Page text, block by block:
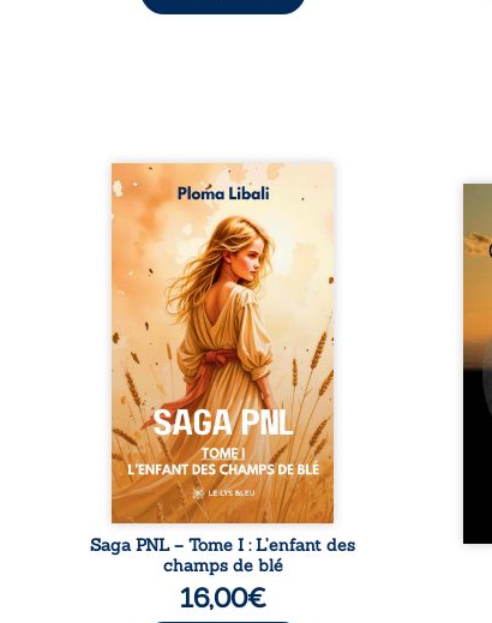
Autrefois, les champs
d’Atlantis vibraient sous le
vent et les enfants couraient
dans les blés. Puis la couronne
plia le genou, livrant son
peuple à l’ombre d’Ivorny. À
Atove, Luwel aurait pu
disparaître dans les ruines de
son destin ; pourtant, sous les
pierres d’un temple oublié, des
rebelles lui tendirent la main.
Parmi eux, Atos, général sans
trône mais habité par ...
Saga PNL – Tome I : L’enfant des
champs de blé
16,00€
les
les